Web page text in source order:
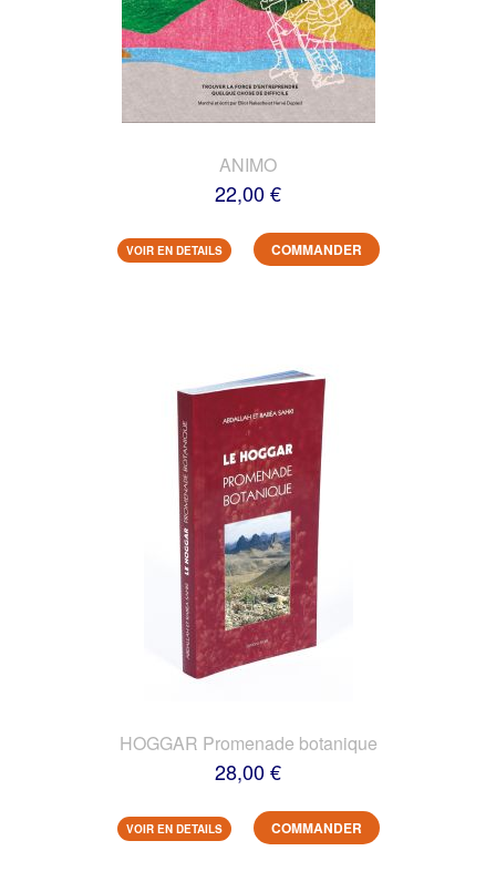
ANIMO
22,00 €
VOIR EN DETAILS COMMANDER
HOGGAR Promenade botanique
28,00 €
VOIR EN DETAILS COMMANDER